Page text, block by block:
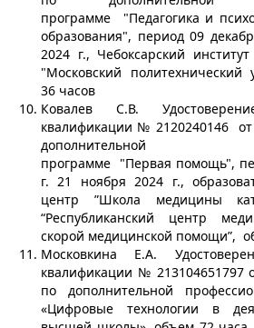
программе "Педагогика и
образования", период 09
2024 г., Чебоксарский
"Московский политехнический
36 часов
Ковалев С.В.
квалификации № 2120240146
дополнительной
программе "Первая помощь",
г. 21 ноября 2024 г.,
центр ”Школа медицины
“Республиканский центр
скорой медицинской помощи”,
Московкина Е.А.
квалификации № 213104651797
по дополнительной
«Цифровые технологии в